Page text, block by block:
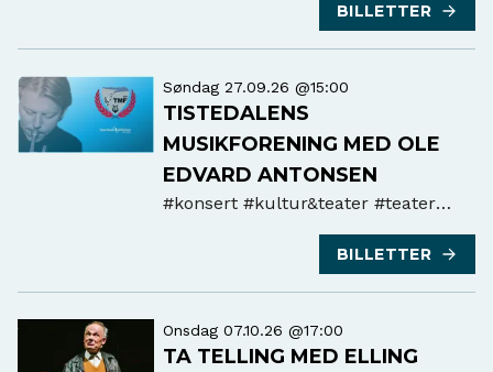
BILLETTER
Søndag 27.09.26 @15:00
TISTEDALENS
MUSIKFORENING MED OLE
EDVARD ANTONSEN
#konsert #kultur&teater #teater
BILLETTER
Onsdag 07.10.26 @17:00
TA TELLING MED ELLING